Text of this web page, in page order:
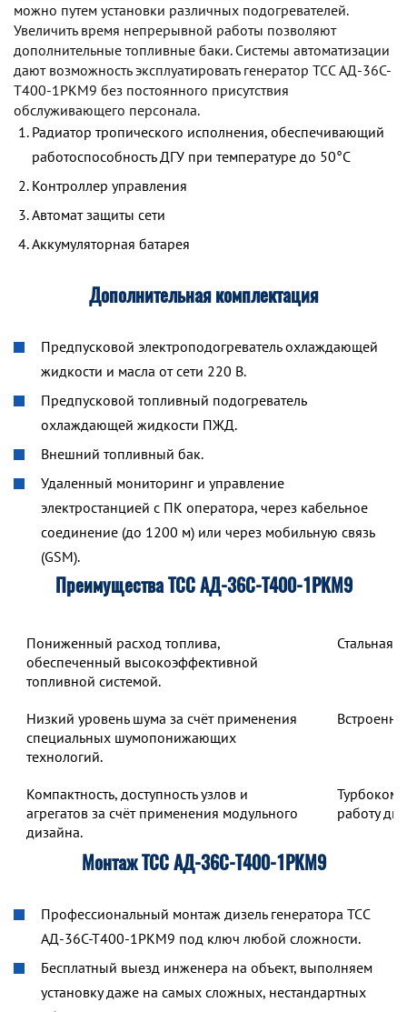
можно путем установки различных подогревателей.
Увеличить время непрерывной работы позволяют
дополнительные топливные баки. Системы автоматизации
дают возможность эксплуатировать генератор TCC АД-36С-
Т400-1РКМ9 без постоянного присутствия
обслуживающего персонала.
Радиатор тропического исполнения, обеспечивающий
работоспособность ДГУ при температуре до 50°С
Контроллер управления
Автомат защиты сети
Аккумуляторная батарея
Дополнительная комплектация
Предпусковой электроподогреватель охлаждающей
жидкости и масла от сети 220 В.
Предпусковой топливный подогреватель
охлаждающей жидкости ПЖД.
Внешний топливный бак.
Удаленный мониторинг и управление
электростанцией с ПК оператора, через кабельное
соединение (до 1200 м) или через мобильную связь
(GSM).
Преимущества ТСС АД-36С-Т400-1РКМ9
Пониженный расход топлива,
обеспеченный высокоэффективной
топливной системой.
Стальная
Низкий уровень шума за счёт применения
специальных шумопонижающих
технологий.
Компактность, доступность узлов и
агрегатов за счёт применения модульного
дизайна.
работу
Монтаж ТСС АД-36С-Т400-1РКМ9
Профессиональный монтаж дизель генератора ТСС
АД-36С-Т400-1РКМ9 под ключ любой сложности.
Бесплатный выезд инженера на объект, выполняем
установку даже на самых сложных, нестандартных